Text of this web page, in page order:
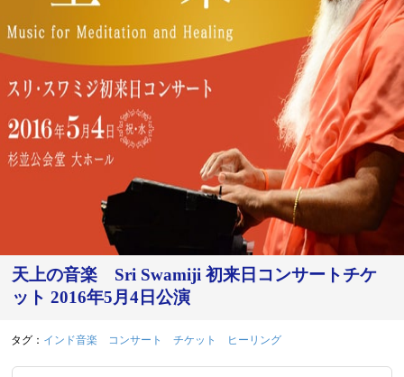
天上の音楽 Sri Swamiji 初来日コンサートチケ
ット 2016年5月4日公演
タグ： インド音楽 コンサート チケット ヒーリング